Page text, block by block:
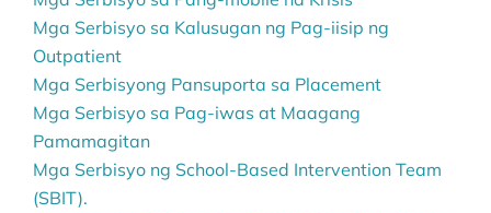
Mga Serbisyo sa Kalusugan ng Pag-iisip ng
Outpatient
Mga Serbisyong Pansuporta sa Placement
Mga Serbisyo sa Pag-iwas at Maagang
Pamamagitan
Mga Serbisyo ng School-Based Intervention Team
(SBIT).